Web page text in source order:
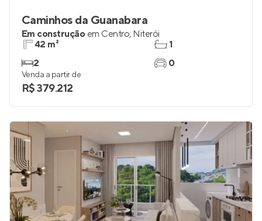
Caminhos da Guanabara
Em construção em Centro, Niterói
42 m²
2
1
0
Venda a partir de
R$ 379.212